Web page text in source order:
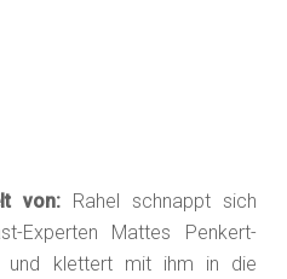
von: Rahel schnappt sich
Experten Mattes Penkert-
und klettert mit ihm in die